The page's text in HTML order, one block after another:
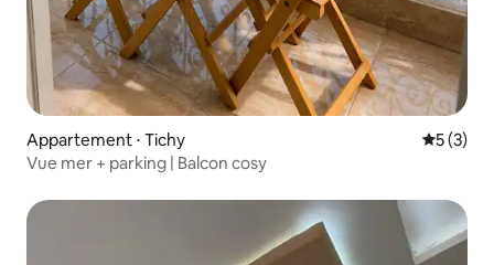
Appartement ⋅ Tichy
5 (3)
Vue mer + parking | Balcon cosy